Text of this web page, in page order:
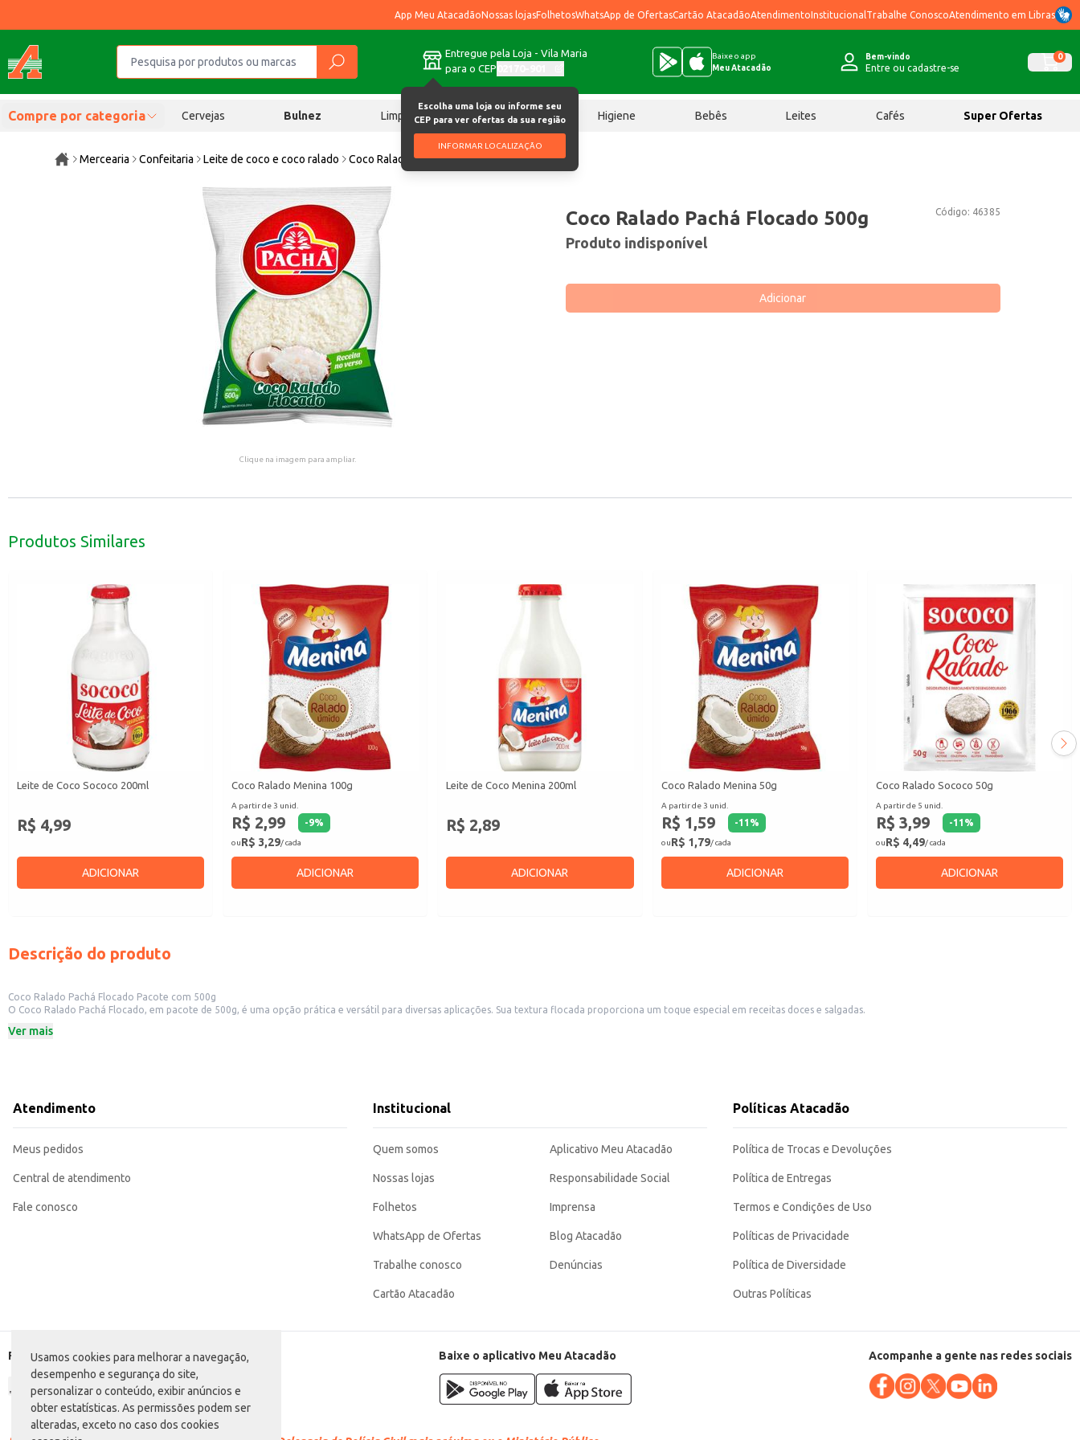
Usamos cookies para melhorar a navegação,
desempenho e segurança do site,
personalizar o conteúdo, exibir anúncios e
obter estatísticas. As permissões podem ser
alteradas, exceto no caso dos cookies
App Meu AtacadãoNossas lojasFolhetosWhatsApp de OfertasCartão AtacadãoAtendimentoInstitucional Trabalhe ConoscoAtendimento em Libras
Entregue pela Loja - Vila Maria
para o CEP
Escolha uma loja ou informe seu
CEP para ver ofertas da sua região
INFORMAR LOCALIZAÇÃO
Baixe o app
Meu Atacadão
Bem-vindo
Entre ou cadastre-se
0
Compre por categoria Cervejas Bulnez Limpeza Chocolates Higiene Bebês Leites Cafés Super Ofertas
Mercearia Confeitaria Leite de coco e coco ralado Coco Ralado Pachá Flocado 500g
Clique na imagem para ampliar.
Código: 46385
Coco Ralado Pachá Flocado 500g
Produto indisponível
Adicionar
Produtos Similares
Leite de Coco Sococo 200ml
R$ 4,99
ADICIONAR
Coco Ralado Menina 100g
A partir de 3 unid.
R$ 2,99 -9%
ouR$ 3,29/ cada
ADICIONAR
Leite de Coco Menina 200ml
R$ 2,89
ADICIONAR
Coco Ralado Menina 50g
A partir de 3 unid.
R$ 1,59 -11 %
ouR$ 1,79/ cada
ADICIONAR
Coco Ralado Sococo 50g
A partir de 5 unid.
R$ 3,99 -11 %
ouR$ 4,49/ cada
ADICIONAR
Descrição do produto
Coco Ralado Pachá Flocado Pacote com 500g
O Coco Ralado Pachá Flocado, em pacote de 500g, é uma opção prática e versátil para diversas aplicações. Sua textura flocada proporciona um toque especial em receitas doces e salgadas.
Perfeito para o preparo de bolos, tortas, doces e sobremesas.
Para um melhor resultado, utilize o coco ralado fresco após aberto.
O Coco Ralado Pachá Flocado oferece praticidade e sabor, sendo uma excelente opção para atender às necessidades de estabelecimentos comerciais e também para uso doméstico, garantindo o sucesso em suas receitas.
Ver mais
Atendimento
Meus pedidos
Central de atendimento
Fale conosco
Institucional
Quem somos
Nossas lojas
Folhetos
WhatsApp de Ofertas
Trabalhe conosco
Cartão Atacadão
Aplicativo Meu Atacadão
Responsabilidade Social
Imprensa
Blog Atacadão
Denúncias
Políticas Atacadão
Política de Trocas e Devoluções
Política de Entregas
Termos e Condições de Uso
Políticas de Privacidade
Política de Diversidade
Outras Políticas
Formas de pagamento Baixe o aplicativo Meu Atacadão Acompanhe a gente nas redes sociais